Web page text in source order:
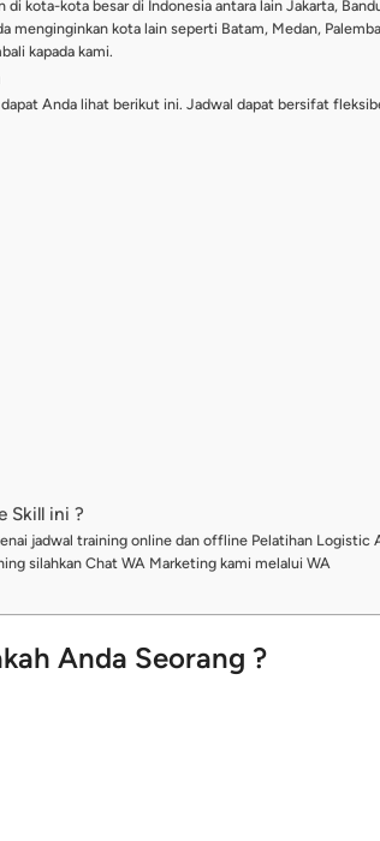
di kota-kota besar di Indonesia antara lain Jakarta,
menginginkan kota lain seperti Batam, Medan,
kapada kami.
Anda lihat berikut ini. Jadwal dapat bersifat
Skill ini ?
jadwal training online dan offline Pelatihan Logistic
silahkan Chat WA Marketing kami melalui WA
Anda Seorang ?